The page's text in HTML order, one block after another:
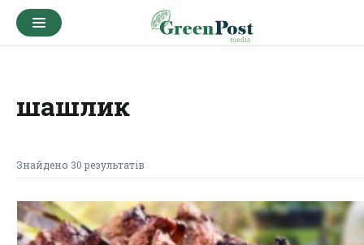
шашлик
Знайдено 30 результатів